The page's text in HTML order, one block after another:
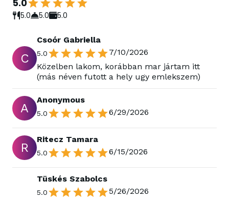
5.0
5.0 5.0 5.0
C
Csoór Gabriella
5.0
7/10/2026
Közelben lakom, korábban mar jártam itt
(más néven futott a hely ugy emlekszem)
A
Anonymous
5.0 6/29/2026
R
Ritecz Tamara
5.0 6/15/2026
Tüskés Szabolcs
5.0
5/26/2026